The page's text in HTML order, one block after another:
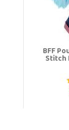
BFF
Stitch